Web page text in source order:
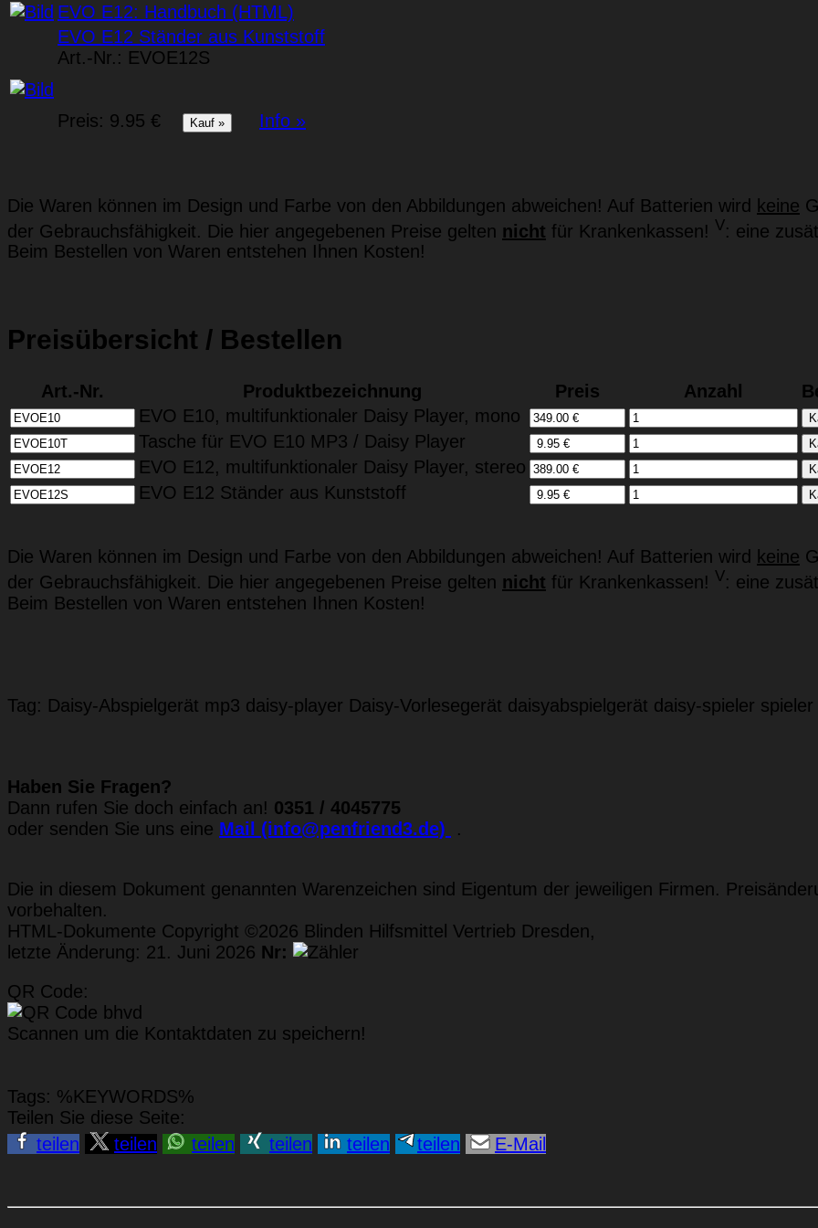
EVO E12: Handbuch (HTML)
EVO E12 Ständer aus Kunststoff
Art.-Nr.: EVOE12S
Preis: 9.95 € Info »
Die Waren können im Design und Farbe von den Abbildungen abweichen! Auf Batterien wird keine
der Gebrauchsfähigkeit. Die hier angegebenen Preise gelten nicht für Krankenkassen! V: eine
Beim Bestellen von Waren entstehen Ihnen Kosten!
Preisübersicht / Bestellen
Art.-Nr. Produktbezeichnung Preis Anzahl
EVO E10, multifunktionaler Daisy Player, mono
Tasche für EVO E10 MP3 / Daisy Player
EVO E12, multifunktionaler Daisy Player, stereo
EVO E12 Ständer aus Kunststoff
Die Waren können im Design und Farbe von den Abbildungen abweichen! Auf Batterien wird keine
der Gebrauchsfähigkeit. Die hier angegebenen Preise gelten nicht für Krankenkassen! V: eine
Beim Bestellen von Waren entstehen Ihnen Kosten!
Tag: Daisy-Abspielgerät mp3 daisy-player Daisy-Vorlesegerät daisyabspielgerät daisy-spieler spieler
Haben Sie Fragen?
Dann rufen Sie doch einfach an! 0351 / 4045775
oder senden Sie uns eine Mail (info@penfriend3.de) .
Die in diesem Dokument genannten Warenzeichen sind Eigentum der jeweiligen Firmen.
vorbehalten.
HTML-Dokumente Copyright ©2026 Blinden Hilfsmittel Vertrieb Dresden,
letzte Änderung: 21. Juni 2026 Nr:
QR Code:
Scannen um die Kontaktdaten zu speichern!
Tags: %KEYWORDS%
Teilen Sie diese Seite:
teilen
teilen teilen teilen teilen teilen E-Mail